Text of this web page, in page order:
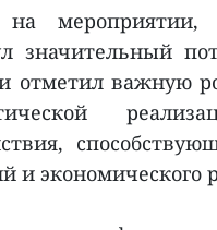
на
значительный
отметил важную
и экономического